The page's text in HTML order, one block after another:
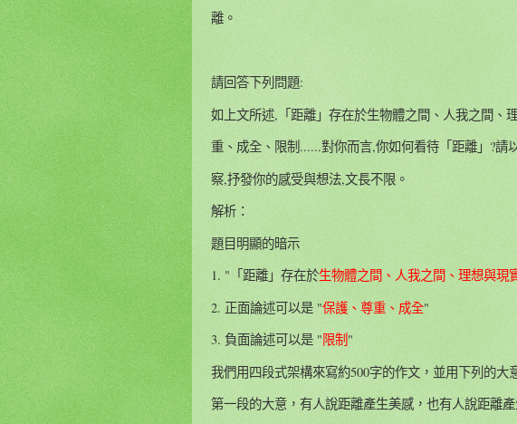
離。
請回答下列問題:
如上文所述,「距離」存在於生物體之間、人我之間、
重、成全、限制......對你而言,你如何看待「距離」?請
察,抒發你的感受與想法,文長不限。
解析：
題目明顯的暗示
1. "「距離」存在於生物體之間、人我之間、理想與現
2. 正面論述可以是 "保護、尊重、成全"
3. 負面論述可以是 "限制 "
我們用四段式架構來寫約500字的作文，並用下列的大
第一段的大意，有人說距離產生美感，也有人說距離